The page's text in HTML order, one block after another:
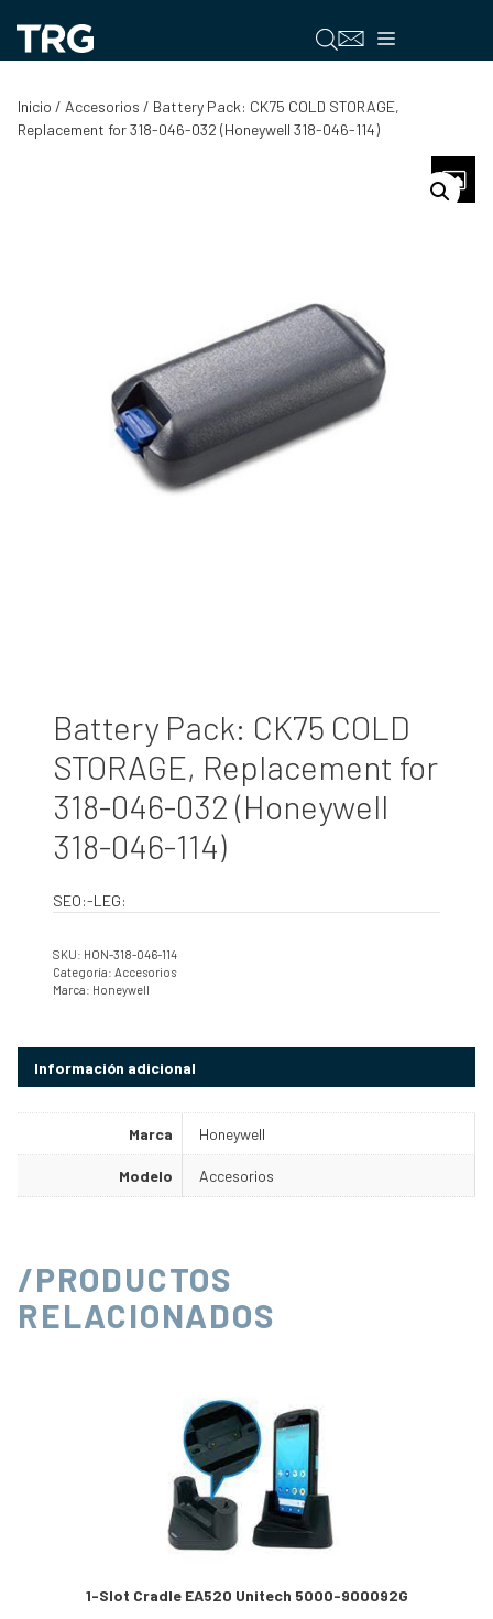
contenido
Menú
Inicio / Accesorios / Battery Pack: CK75 COLD STORAGE,
Replacement for 318-046-032 (Honeywell 318-046-114)
Battery Pack: CK75 COLD
STORAGE, Replacement for
318-046-032 (Honeywell
318-046-114)
SEO:-LEG:
SKU: HON-318-046-114
Categoría: Accesorios
Marca: Honeywell
Información adicional
Marca Honeywell
Modelo Accesorios
/PRODUCTOS
RELACIONADOS
1-Slot Cradle EA520 Unitech 5000-900092G